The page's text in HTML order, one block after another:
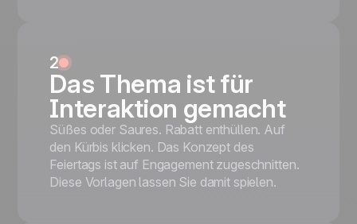
This is some text inside of a div block.
Kostenlos starten
2
Das Thema ist für
Interaktion gemacht
Süßes oder Saures. Rabatt enthüllen. Auf
den Kürbis klicken. Das Konzept des
Feiertags ist auf Engagement zugeschnitten.
Diese Vorlagen lassen Sie damit spielen.